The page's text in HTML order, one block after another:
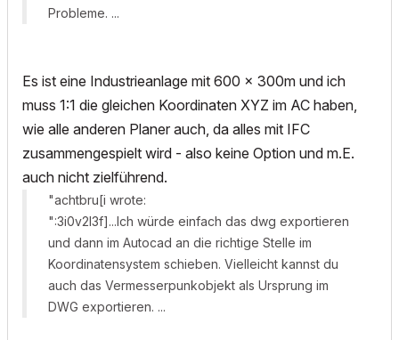
Probleme. ...
Es ist eine Industrieanlage mit 600 x 300m und ich
muss 1:1 die gleichen Koordinaten XYZ im AC haben,
wie alle anderen Planer auch, da alles mit IFC
zusammengespielt wird - also keine Option und m.E.
auch nicht zielführend.
"achtbru[i wrote:
":3i0v2l3f]...Ich würde einfach das dwg exportieren
und dann im Autocad an die richtige Stelle im
Koordinatensystem schieben. Vielleicht kannst du
auch das Vermesserpunkobjekt als Ursprung im
DWG exportieren. ...